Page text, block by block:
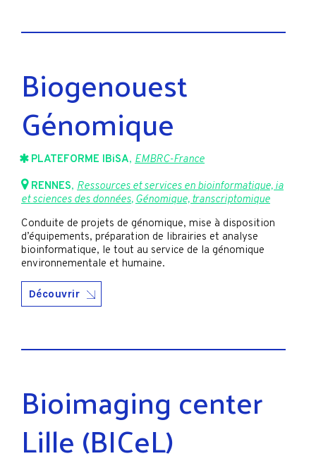
Biogenouest
Génomique
PLATEFORME IBiSA, EMBRC-France
RENNES, Ressources et services en bioinformatique, ia
et sciences des données, Génomique, transcriptomique
Conduite de projets de génomique, mise à disposition
d’équipements, préparation de librairies et analyse
bioinformatique, le tout au service de la génomique
environnementale et humaine.
Découvrir
Bioimaging center
Lille (BICeL)